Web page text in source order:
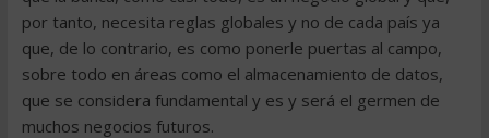
por tanto, necesita reglas globales y no de cada país ya
que, de lo contrario, es como ponerle puertas al campo,
sobre todo en áreas como el almacenamiento de datos,
que se considera fundamental y es y será el germen de
muchos negocios futuros.